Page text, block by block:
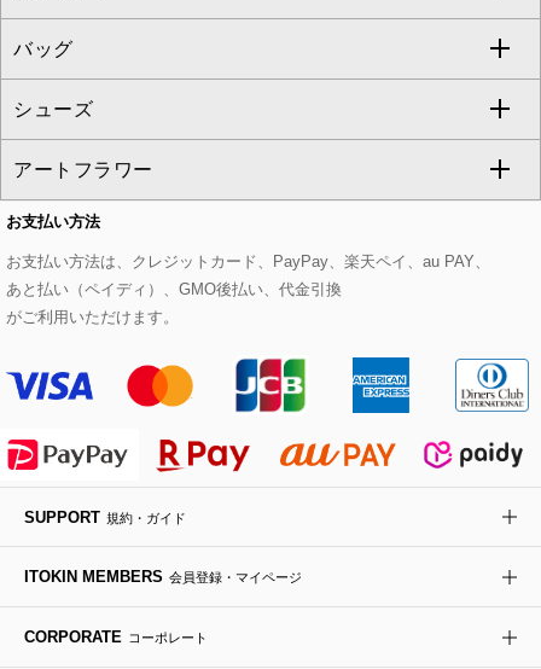
eur3
Maison de CINQ
MK MICHEL KLEIN BAG
HIROKO KOSHINO
パーカー
タンクトップ・キャミソール
スウェット・ジャージー
その他のトップス
サロペット・オールインワン
その他のパンツ
ショート・ミニ丈スカート
その他のスカート
セットアップ
セットアップジャケット
セットアップパンツ
セットアップスカート
セットアップワンピース
ピーコート
ダッフルコート
チェスターコート
モッズコート
ステンカラーコート
ライダースジャケット
デニムジャケット
ダウンジャケット・コート
マスク
ストール・マフラー・スヌード
ベルト・サスペンダー
帽子
ヘアアクセサリー
ハンカチ・バンダナ
手袋
チャーム・ストラップ
すべてのアクセサリー
ネックレス
ピアス・イヤリング
ブレスレット・バングル
ブローチ・コサージュ
バッグ
すべてのバッグ
トートバッグ
ショルダーバッグ
ボストンバッグ
バックパック・リュック
ボディバッグ・メッセンジャーバッグ
トラベルバッグ
シューズ
すべてのシューズ
パンプス
スニーカー
フラットシューズ
ローファー
ドレスシューズ
アートフラワー
すべてのアートフラワー
ローズ
カサブランカ・カラー
ラナンキュラス
ポプリアレンジ＆フレグランス
お支払い方法
お支払い方法は、クレジットカード、PayPay、楽天ペイ、au PAY、
あと払い（ペイディ）、GMO後払い、代金引換
がご利用いただけます。
SUPPORT 規約・ガイド
ITOKIN MEMBERS 会員登録・マイページ
CORPORATE コーポレート